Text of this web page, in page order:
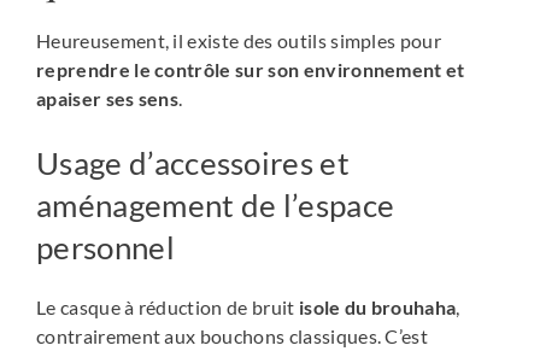
Heureusement, il existe des outils simples pour
reprendre le contrôle sur son environnement et
apaiser ses sens
Usage d’accessoires et
aménagement de l’espace
personnel
Le casque à réduction de bruit isole du brouhaha
contrairement aux bouchons classiques. C’est